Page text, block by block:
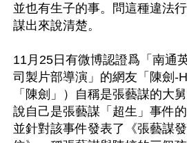
並也有生子的事。問這種違法
謀出來說清楚。
11月25日有微博認證爲「南通
司製片部導演」的網友「陳劍-
「陳劍」）自稱是張藝謀的大
說自己是張藝謀「超生」事件
並針對該事件發表了《張藝謀